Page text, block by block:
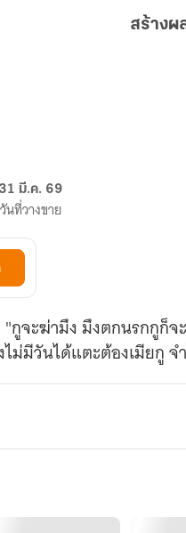
สร้างผ
31 มี.ค. 69
วันที่วางขาย
จะฆ่ามึง มึงตกนรกกูก็จ
ม่มีวันได้แตะต้องเมียกู จ